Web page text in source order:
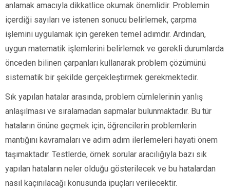
anlamak amacıyla dikkatlice okumak önemlidir. Problemin
içerdiği sayıları ve istenen sonucu belirlemek, çarpma
işlemini uygulamak için gereken temel adımdır. Ardından,
uygun matematik işlemlerini belirlemek ve gerekli durumlarda
önceden bilinen çarpanları kullanarak problem çözümünü
sistematik bir şekilde gerçekleştirmek gerekmektedir.
Sık yapılan hatalar arasında, problem cümlelerinin yanlış
anlaşılması ve sıralamadan sapmalar bulunmaktadır. Bu tür
hataların önüne geçmek için, öğrencilerin problemlerin
mantığını kavramaları ve adım adım ilerlemeleri hayati önem
taşımaktadır. Testlerde, örnek sorular aracılığıyla bazı sık
yapılan hataların neler olduğu gösterilecek ve bu hatalardan
nasıl kaçınılacağı konusunda ipuçları verilecektir.